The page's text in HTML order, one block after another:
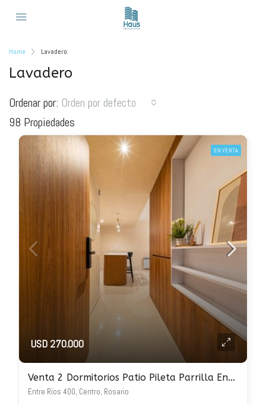
Home Lavadero
Lavadero
98 Propiedades
Ordenar por: Orden por defecto
EN VENTA
USD 270.000
Venta 2 Dormitorios Patio Pileta Parrilla Entre Rios 400
Entre Rios 400, Centro, Rosario